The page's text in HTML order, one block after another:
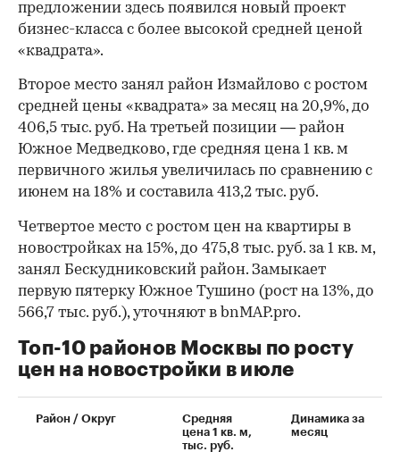
предложении здесь появился новый проект
бизнес-класса с более высокой средней ценой
«квадрата».
Второе место занял район Измайлово с ростом
средней цены «квадрата» за месяц на 20,9%, до
406,5 тыс. руб. На третьей позиции — район
Южное Медведково, где средняя цена 1 кв. м
первичного жилья увеличилась по сравнению с
июнем на 18% и составила 413,2 тыс. руб.
00:00 / 00:00
Четвертое место с ростом цен на квартиры в
новостройках на 15%, до 475,8 тыс. руб. за 1 кв. м,
занял Бескудниковский район. Замыкает
первую пятерку Южное Тушино (рост на 13%, до
566,7 тыс. руб.), уточняют в bnMAP.pro.
Топ-10 районов Москвы по росту
цен на новостройки в июле
Район / Округ
Средняя
цена 1 кв. м,
тыс. руб.
Динамика за
месяц